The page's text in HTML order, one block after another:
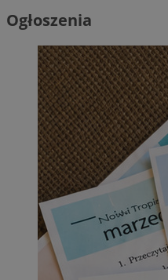
Ogłoszenia